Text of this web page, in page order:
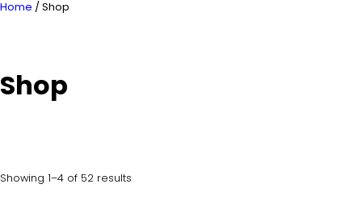
Home / Shop
Shop
Showing 1–4 of 52 results